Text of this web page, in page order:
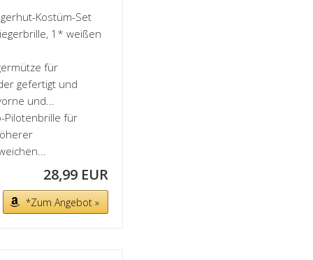
Kostüm-Set
1* weißen
für
gefertigt und
und...
Pilotenbrille für
28,99 EUR
*Zum Angebot »